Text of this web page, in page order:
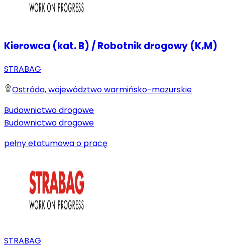
Kierowca (kat. B) / Robotnik drogowy (K,M)
STRABAG
Ostróda, województwo warmińsko-mazurskie
Budownictwo drogowe
Budownictwo drogowe
pełny etatumowa o pracę
STRABAG